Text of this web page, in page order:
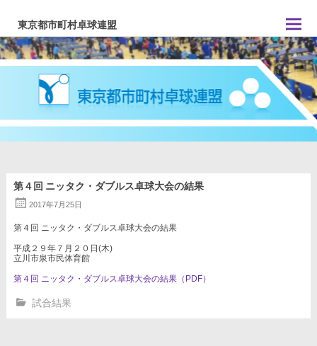
テ
ン
キ
ッ
東京都市町村卓球連盟
第４回 ニッタク・ダブルス卓球大会の結果
2017年7月25日
第４回 ニッタク・ダブルス卓球大会の結果
平成２９年７月２０日(木)
立川市泉市民体育館
第４回 ニッタク・ダブルス卓球大会の結果（PDF）
試合結果